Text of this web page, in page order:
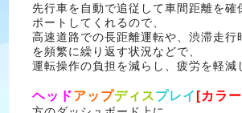
先行車を自動で追従して車間距離を確
ポートしてくれるので、
高速道路での長距離運転や、渋滞走行
を頻繁に繰り返す状況などで、
運転操作の負担を減らし、疲労を軽減
ヘッドアップディスプレイ [カラ